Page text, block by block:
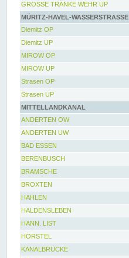
GROSSE TRÄNKE WEHR UP
MÜRITZ-HAVEL-WASSERSTRASSE
Diemitz OP
Diemitz UP
MIROW OP
MIROW UP
Strasen OP
Strasen UP
MITTELLANDKANAL
ANDERTEN OW
ANDERTEN UW
BAD ESSEN
BERENBUSCH
BRAMSCHE
BROXTEN
HAHLEN
HALDENSLEBEN
HANN. LIST
HÖRSTEL
KANALBRÜCKE